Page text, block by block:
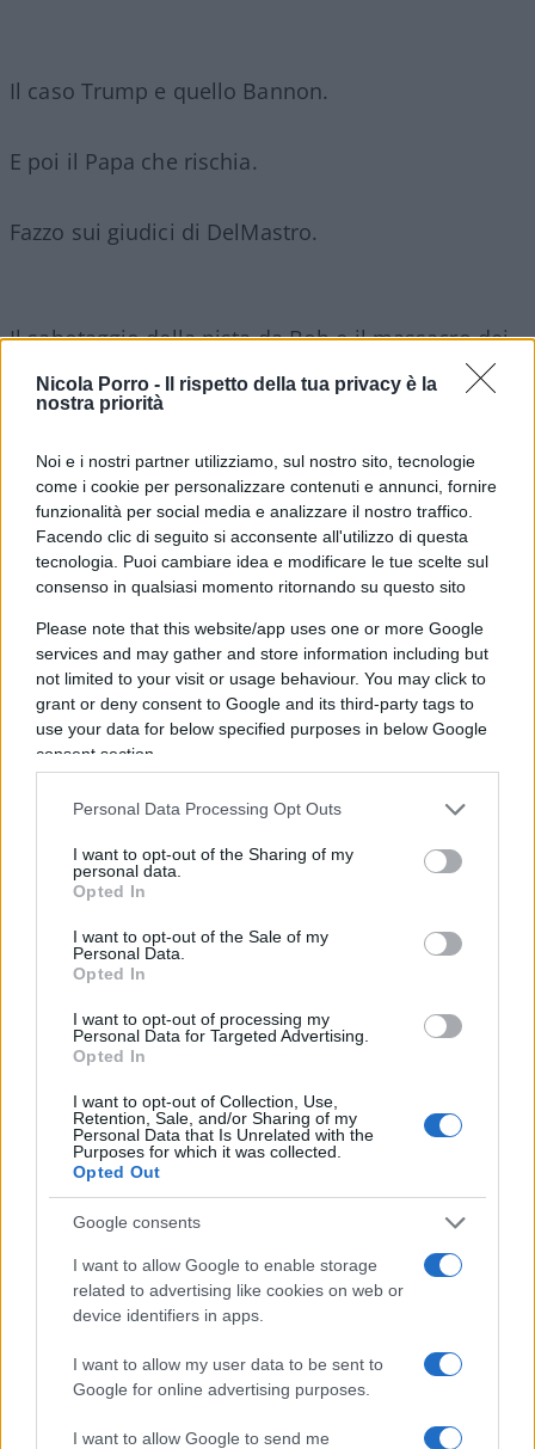
Nicola Porro -
Il rispetto della tua privacy è la
nostra priorità
Noi e i nostri partner utilizziamo, sul nostro sito, tecnologie
come i cookie per personalizzare contenuti e annunci, fornire
funzionalità per social media e analizzare il nostro traffico.
Facendo clic di seguito si acconsente all'utilizzo di questa
tecnologia. Puoi cambiare idea e modificare le tue scelte sul
consenso in qualsiasi momento ritornando su questo sito
Please note that this website/app uses one or more Google
services and may gather and store information including but
not limited to your visit or usage behaviour. You may click to
grant or deny consent to Google and its third-party tags to
use your data for below specified purposes in below Google
consent section.
Personal Data Processing Opt Outs
I want to opt-out of the Sharing of my
personal data.
Opted In
I want to opt-out of the Sale of my
Personal Data.
Opted In
I want to opt-out of processing my
Personal Data for Targeted Advertising.
Opted In
I want to opt-out of Collection, Use,
Retention, Sale, and/or Sharing of my
Personal Data that Is Unrelated with the
Purposes for which it was collected.
Opted Out
Google consents
I want to allow Google to enable storage
related to advertising like cookies on web or
device identifiers in apps.
I want to allow my user data to be sent to
Google for online advertising purposes.
I want to allow Google to send me
Il caso Trump e quello Bannon.
E poi il Papa che rischia.
Fazzo sui giudici di DelMastro.
Il sabotaggio della pista da Bob e il massacro dei
Bibas.
La storia del ministro Moretti.
Btp con successo e arrivano soldi per le bollette.
La Borsa e Mediaset sui tedeschi.
#rassegnastampa22feb25
148
Leggi i commenti
SEDUTE SATIRICHE
Vai all'archivio delle vignette
Islam e comunismo, l’alleanza
contro la libertà che nessuno
vuole vedere
Due ideologie, una stessa ossessione: abolire la
libertà e chiamarla emancipazione